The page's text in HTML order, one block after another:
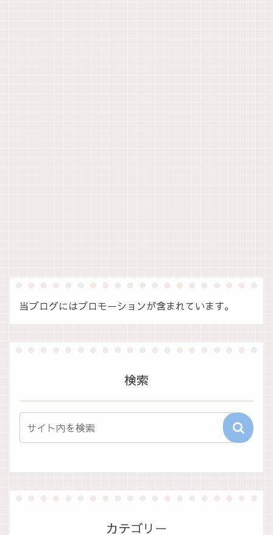
当ブログにはプロモーションが含まれています。
検索
カテゴリー